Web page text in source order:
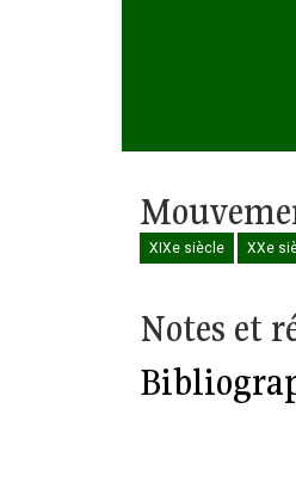
XIXe siècle XXe
Notes et